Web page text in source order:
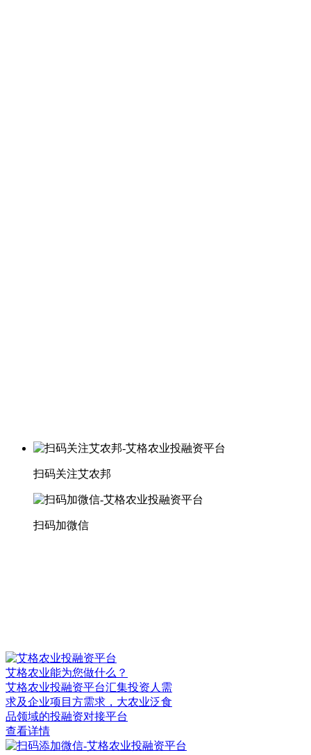
扫码关注艾农邦
扫码加微信
艾格农业能为您做什么？
艾格农业投融资平台汇集投资人需
求及企业项目方需求，大农业泛食
品领域的投融资对接平台
查看详情